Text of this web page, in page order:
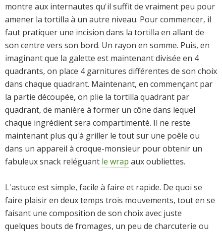
montre aux internautes qu'il suffit de vraiment peu pour
amener la tortilla à un autre niveau. Pour commencer, il
faut pratiquer une incision dans la tortilla en allant de
son centre vers son bord. Un rayon en somme. Puis, en
imaginant que la galette est maintenant divisée en 4
quadrants, on place 4 garnitures différentes de son choix
dans chaque quadrant. Maintenant, en commençant par
la partie découpée, on plie la tortilla quadrant par
quadrant, de manière à former un cône dans lequel
chaque ingrédient sera compartimenté. Il ne reste
maintenant plus qu'à griller le tout sur une poêle ou
dans un appareil à croque-monsieur pour obtenir un
fabuleux snack reléguant le wrap aux oubliettes.
L'astuce est simple, facile à faire et rapide. De quoi se
faire plaisir en deux temps trois mouvements, tout en se
faisant une composition de son choix avec juste
quelques bouts de fromages, un peu de charcuterie ou